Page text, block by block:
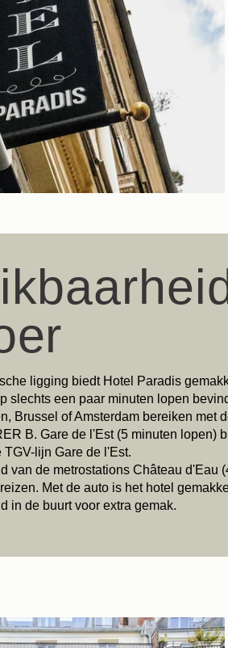
ligging biedt Hotel Paradis
slechts een paar minuten lopen
Brussel of Amsterdam bereiken met
B. Gare de l'Est (5 minuten lopen)
lijn Gare de l'Est.
van de metrostations Château
Met de auto is het hotel
in de buurt voor extra gemak.